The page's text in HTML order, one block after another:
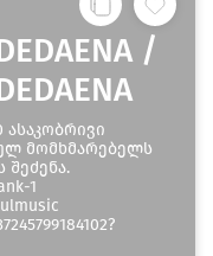
/
ასაკობრივი
მომხმარებელს
1